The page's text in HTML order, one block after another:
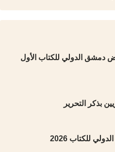
دمشق الدولي للكتاب الأول
بذكر التحرير
للكتاب 2026